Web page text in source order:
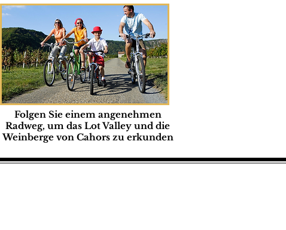
Folgen Sie einem angenehmen
Radweg, um das Lot Valley und die
Weinberge von Cahors zu erkunden